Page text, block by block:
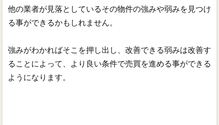
他の業者が見落としているその物件の強みや弱みを見つけ
る事ができるかもしれません。
強みがわかればそこを押し出し、改善できる弱みは改善す
ることによって、より良い条件で売買を進める事ができる
ようになります。